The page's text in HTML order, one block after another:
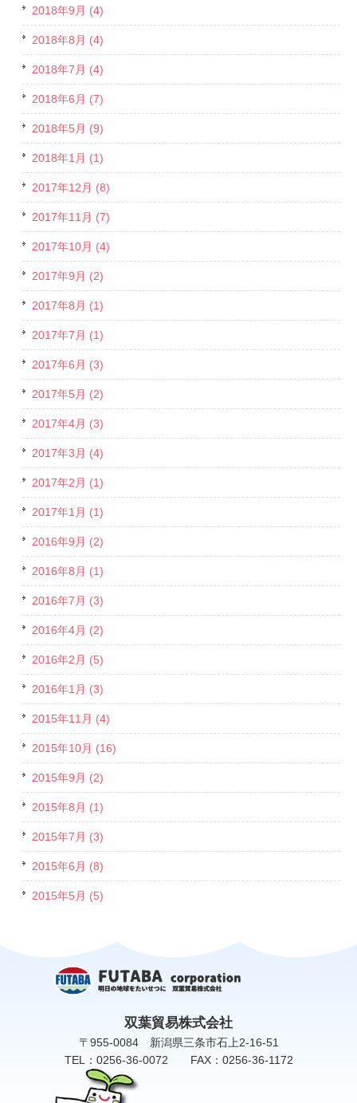
2018年9月 (4)
2018年8月 (4)
2018年7月 (4)
2018年6月 (7)
2018年5月 (9)
2018年1月 (1)
2017年12月 (8)
2017年11月 (7)
2017年10月 (4)
2017年9月 (2)
2017年8月 (1)
2017年7月 (1)
2017年6月 (3)
2017年5月 (2)
2017年4月 (3)
2017年3月 (4)
2017年2月 (1)
2017年1月 (1)
2016年9月 (2)
2016年8月 (1)
2016年7月 (3)
2016年4月 (2)
2016年2月 (5)
2016年1月 (3)
2015年11月 (4)
2015年10月 (16)
2015年9月 (2)
2015年8月 (1)
2015年7月 (3)
2015年6月 (8)
2015年5月 (5)
双葉貿易株式会社
〒955-0084 新潟県三条市石上2-16-51
TEL：0256-36-0072 FAX：0256-36-1172